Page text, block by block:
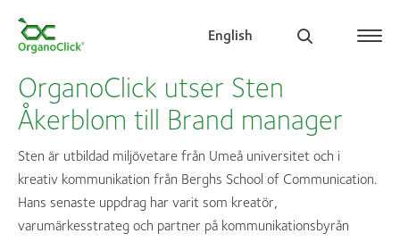
English
OrganoClick utser Sten
Åkerblom till Brand manager
Sten är utbildad miljövetare från Umeå universitet och i
kreativ kommunikation från Berghs School of Communication.
Hans senaste uppdrag har varit som kreatör,
varumärkesstrateg och partner på kommunikationsbyrån